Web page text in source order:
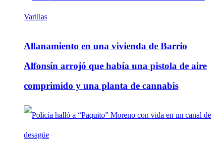
Allanamiento en una vivienda de Barrio
Alfonsín arrojó que había una pistola de aire
comprimido y una planta de cannabis